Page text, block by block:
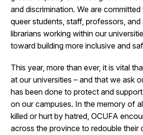
and discrimination. We are
queer students, staff, professors, and
librarians working within our
toward building more inclusive and
This year, more than ever, it is vital
at our universities – and that we ask
has been done to protect and
on our campuses. In the memory of
killed or hurt by hatred, OCUFA
across the province to redouble their